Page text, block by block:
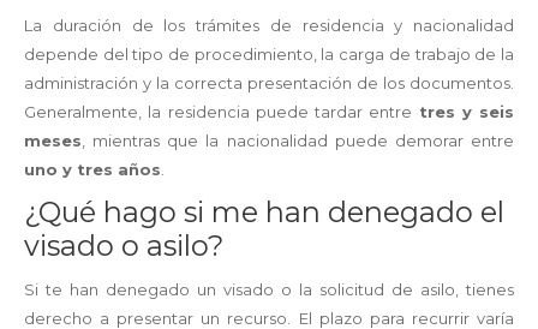
La duración de los trámites de residencia y nacionalidad
depende del tipo de procedimiento, la carga de trabajo de la
administración y la correcta presentación de los documentos.
Generalmente, la residencia puede tardar entre tres y seis
meses , mientras que la nacionalidad puede demorar entre
uno y tres años
¿Qué hago si me han denegado el
visado o asilo?
Si te han denegado un visado o la solicitud de asilo, tienes
derecho a presentar un recurso. El plazo para recurrir varía